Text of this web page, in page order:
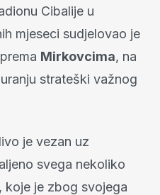
Cibalije u
mjeseci sudjelovao je
Mirkovcima, na
strateški važnog
je vezan uz
svega nekoliko
, koje je zbog svojega